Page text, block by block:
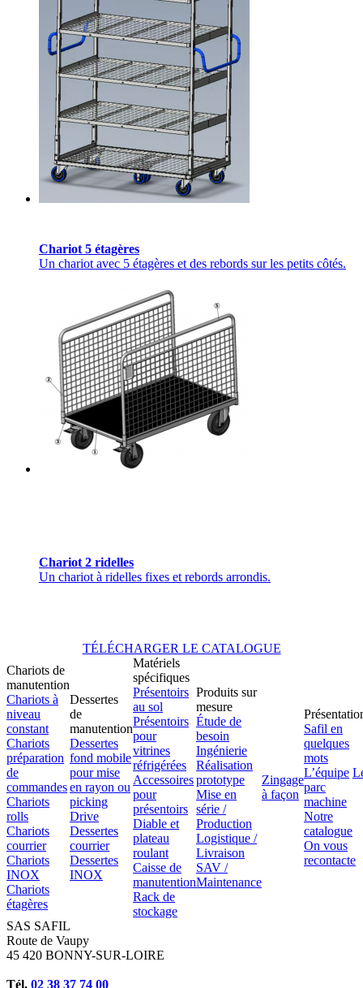
Chariot 5 étagères
Un chariot avec 5 étagères et des rebords sur les petits côtés.
Chariot 2 ridelles
Un chariot à ridelles fixes et rebords arrondis.
TÉLÉCHARGER LE CATALOGUE
Chariots de
manutention
Chariots à
niveau
constant
Chariots
préparation
de
commandes
Chariots
rolls
Chariots
courrier
Chariots
INOX
Chariots
étagères
Dessertes
de
manutention
Dessertes
fond mobile
pour mise
en rayon ou
picking
Drive
Dessertes
courrier
Dessertes
INOX
Matériels
spécifiques
Présentoirs
au sol
Présentoirs
pour
vitrines
réfrigérées
Accessoires
pour
présentoirs
Diable et
plateau
roulant
Caisse de
manutention
Rack de
stockage
Produits sur
mesure
Étude de
besoin
Ingénierie
Réalisation
prototype
Mise en
série /
Production
Logistique /
Livraison
SAV /
Maintenance
Zingage
à façon
Safil en
quelques
mots
L’équipe
parc
machine
Notre
catalogue
On vous
recontacte
SAS SAFIL
Route de Vaupy
45 420 BONNY-SUR-LOIRE
Tél. 02 38 37 74 00